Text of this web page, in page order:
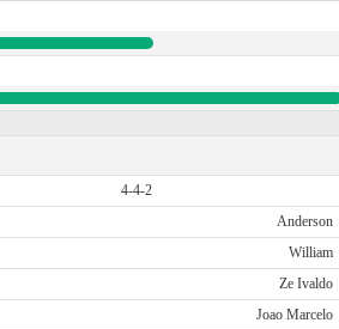
4-4-2
Anderson
William
Ze Ivaldo
Joao Marcelo